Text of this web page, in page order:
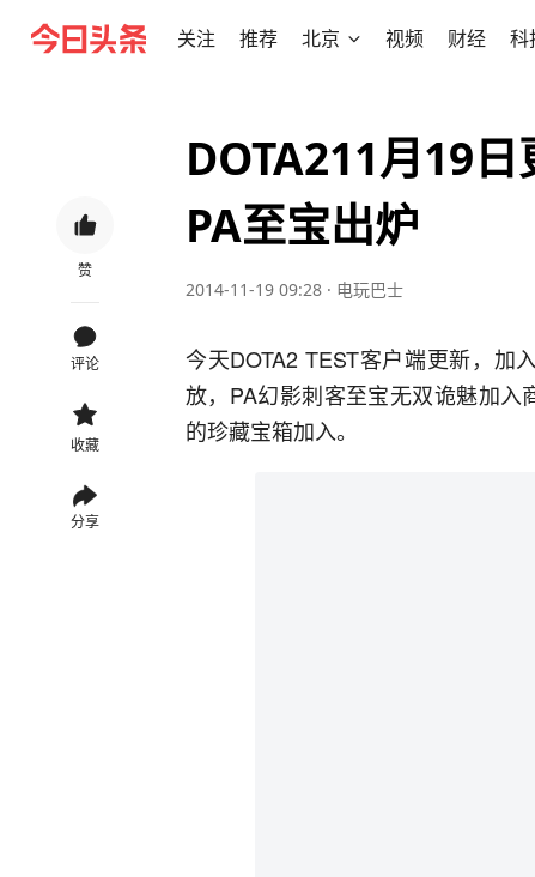
关注 推荐 北京 视频 财经 科
赞
评论
收藏
分享
DOTA211月19
PA至宝出炉
2014-11-19 09:28 · 电玩巴士
今天DOTA2 TEST客户端更新，加
放，PA幻影刺客至宝无双诡魅加
的珍藏宝箱加入。